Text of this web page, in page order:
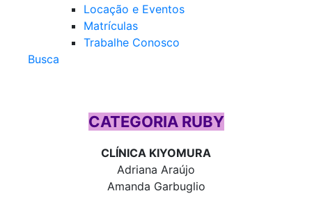
Locação e Eventos
Matrículas
Trabalhe Conosco
Busca
CATEGORIA RUBY
CLÍNICA KIYOMURA
Adriana Araújo
Amanda Garbuglio